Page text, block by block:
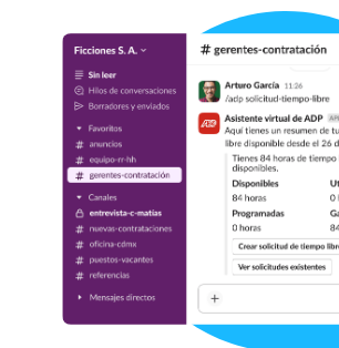
toma
a
los
nuevos
una
plena